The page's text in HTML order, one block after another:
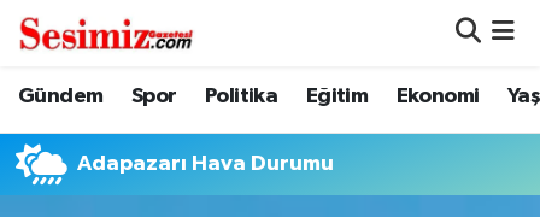
Gündem Spor Politika Eğitim Ekonomi
Adapazarı Hava Durumu
Dünya
Eğitim
Nöbetçi Eczaneler
Hava Durumu